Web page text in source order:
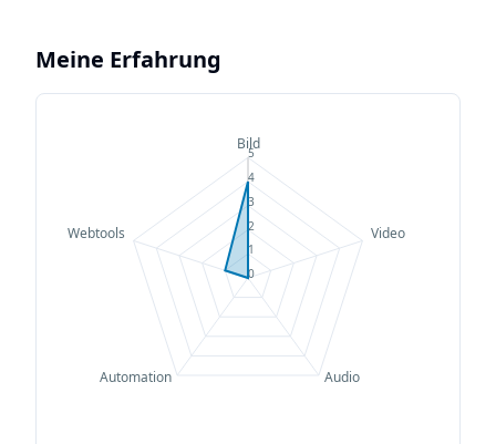
Meine Erfahrung
Bild
Video
Audio
Automation
Webtools
0
1
2
3
4
5